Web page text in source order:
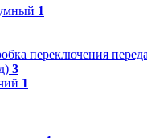
1
переключения
3
1